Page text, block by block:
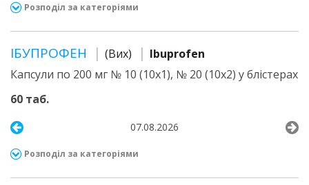
Розподіл за категоріями
ІБУПРОФЕН (Вих)
Ibuprofen
Капсули по 200 мг № 10 (10х1), № 20 (10х2) у блістерах
60 таб.
07.08.2026
Розподіл за категоріями